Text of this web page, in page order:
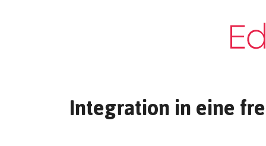
Integration in eine